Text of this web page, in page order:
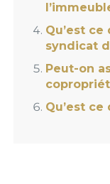
Qu’est
syndicat
Peut-on
Qu’est